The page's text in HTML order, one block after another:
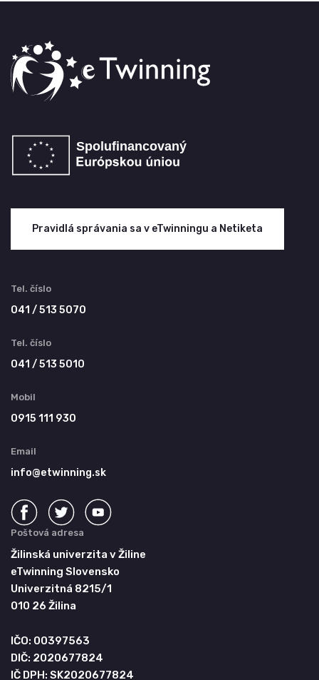
Pravidlá správania sa v eTwinningu a Netiketa
Tel. číslo
041 / 513 5070
Tel. číslo
041 / 513 5010
Mobil
0915 111 930
Email
info@etwinning.sk
Poštová adresa
Žilinská univerzita v Žiline
eTwinning Slovensko
Univerzitná 8215/1
010 26 Žilina
IČO: 00397563
DIČ: 2020677824
IČ DPH: SK2020677824